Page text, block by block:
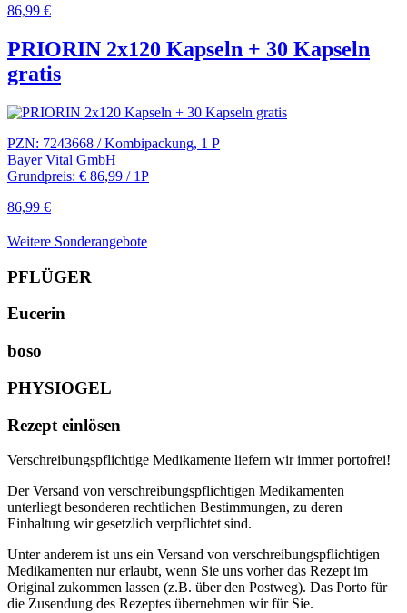
86,99 €
PRIORIN 2x120 Kapseln + 30 Kapseln
gratis
PZN: 7243668 / Kombipackung, 1 P
Bayer Vital GmbH
Grundpreis: € 86,99 / 1P
86,99 €
Weitere Sonderangebote
PFLÜGER
Eucerin
boso
PHYSIOGEL
Rezept einlösen
Verschreibungspflichtige Medikamente liefern wir immer portofrei!
Der Versand von verschreibungspflichtigen Medikamenten
unterliegt besonderen rechtlichen Bestimmungen, zu deren
Einhaltung wir gesetzlich verpflichtet sind.
Unter anderem ist uns ein Versand von verschreibungspflichtigen
Medikamenten nur erlaubt, wenn Sie uns vorher das Rezept im
Original zukommen lassen (z.B. über den Postweg). Das Porto für
die Zusendung des Rezeptes übernehmen wir für Sie.